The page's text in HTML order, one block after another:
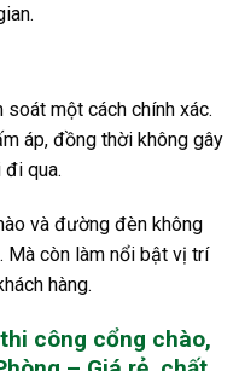
một cách chính xác.
áp, đồng thời không gây
đi qua.
và đường đèn không
Mà còn làm nổi bật vị trí
hàng.
công cổng chào,